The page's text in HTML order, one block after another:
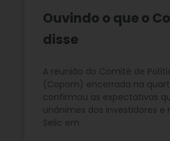
Ouvindo o que o
disse
A reunião do Comitê de
(Copom) encerrada na
confirmou as expectativas
unânimes dos investidores e
Selic em